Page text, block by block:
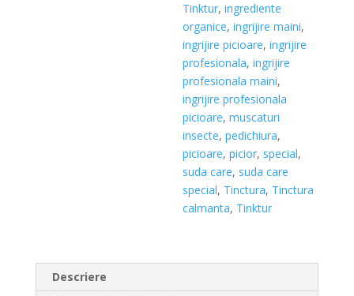
Tinktur,ingrediente
organice,ingrijire maini,
ingrijire picioare,ingrijire
profesionala,ingrijire
profesionala maini,
ingrijire profesionala
picioare,muscaturi
insecte,pedichiura,
picioare,picior, special,
suda care, suda care
special, Tinctura, Tinctura
calmanta, Tinktur
Descriere